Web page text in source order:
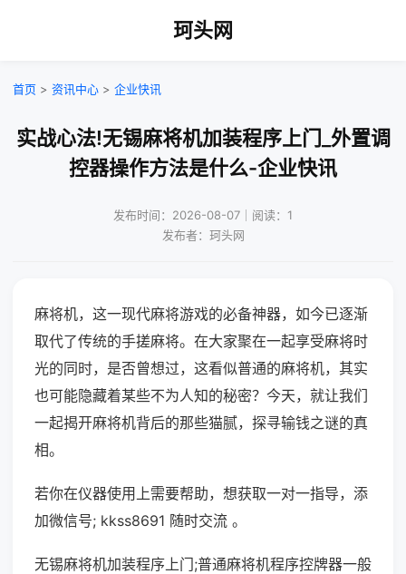
珂头网
首页 > 资讯中心 > 企业快讯
实战心法!无锡麻将机加装程序上门_外置调
控器操作方法是什么-企业快讯
发布时间：2026-08-07｜阅读：1
发布者：珂头网
麻将机，这一现代麻将游戏的必备神器，如今已逐渐
取代了传统的手搓麻将。在大家聚在一起享受麻将时
光的同时，是否曾想过，这看似普通的麻将机，其实
也可能隐藏着某些不为人知的秘密？今天，就让我们
一起揭开麻将机背后的那些猫腻，探寻输钱之谜的真
相。
若你在仪器使用上需要帮助，想获取一对一指导，添
加微信号; kkss8691 随时交流 。
无锡麻将机加装程序上门;普通麻将机程序控牌器一般